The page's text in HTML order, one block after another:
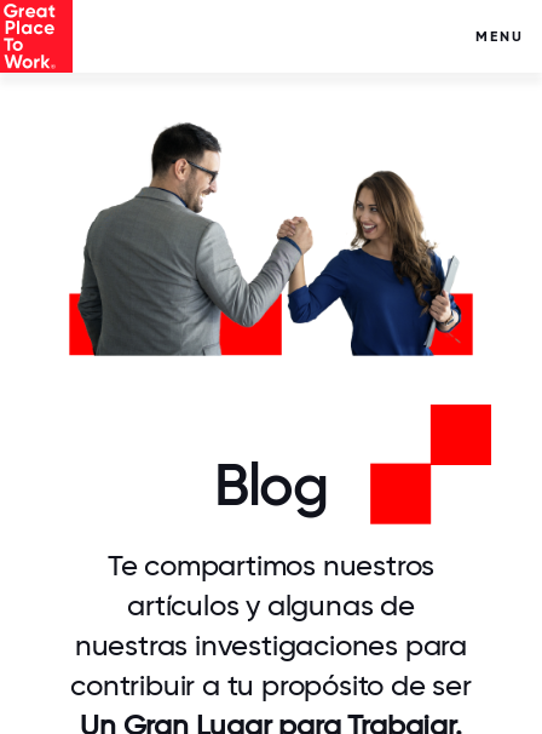
MENU
Blog
Te compartimos nuestros
artículos y algunas de
nuestras investigaciones para
contribuir a tu propósito de ser
Un Gran Lugar para Trabajar.